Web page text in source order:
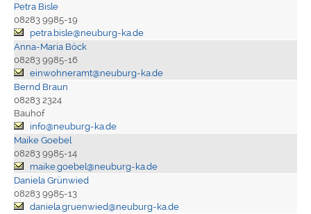
Petra Bisle
08283 9985-19
petra.bisle@neuburg-ka.de
Anna-Maria Böck
08283 9985-16
einwohneramt@neuburg-ka.de
Bernd Braun
08283 2324
Bauhof
info@neuburg-ka.de
Maike Goebel
08283 9985-14
maike.goebel@neuburg-ka.de
Daniela Grünwied
08283 9985-13
daniela.gruenwied@neuburg-ka.de